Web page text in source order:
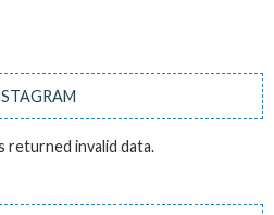
returned invalid data.